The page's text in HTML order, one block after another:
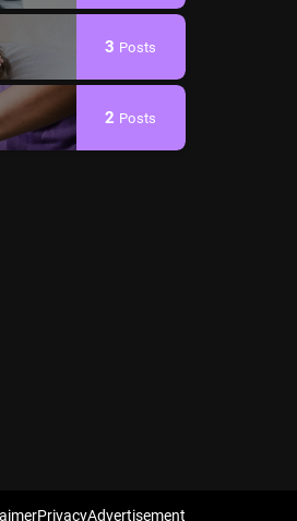
3 Posts
2 Posts
PrivacyAdvertisement